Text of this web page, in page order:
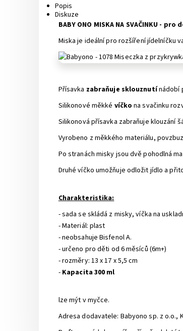
Popis
Diskuze
BABY ONO MISKA NA SVAČINKU -
Miska je ideální pro rozšíření jídelníčku
Přísavka zabraňuje sklouznutínádobí
Silikonové měkké víčko na svačinku
Silikonová přísavka zabraňuje klouzání
Vyrobeno z měkkého materiálu,
Po stranách misky jsou dvě pohodlná
Druhé víčko umožňuje odložit jídlo a
Charakteristika:
- sada se skládá z misky, víčka na
- Materiál: plast
- neobsahuje Bisfenol A.
- určeno pro děti od 6 měsíců (6m+)
- rozměry: 13 x 17 x 5,5 cm
-Kapacita 300 ml
lze mýt v myčce.
Adresa dodavatele: Babyono sp. z o.o.,